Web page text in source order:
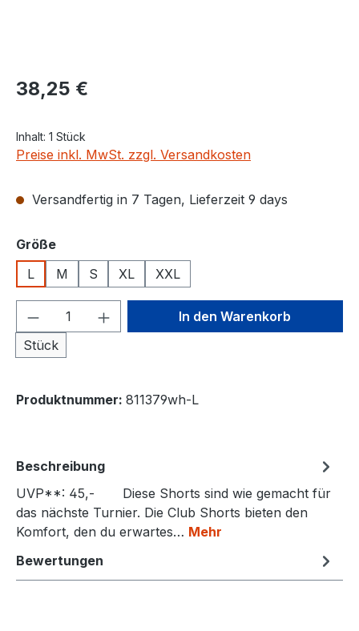
Regulärer Preis:
38,25 €
Inhalt: 1 Stück
Preise inkl. MwSt. zzgl. Versandkosten
Versandfertig in 7 Tagen, Lieferzeit 9 days
Größeauswählen
L
M S XL XXL
Produkt Anzahl: Gib den
Stück
In den Warenkorb
Produktnummer: 811379wh-L
Beschreibung
UVP**: 45,- Diese Shorts sind wie gemacht für
das nächste Turnier. Die Club Shorts bieten den
Komfort, den du erwartes… Mehr
Bewertungen